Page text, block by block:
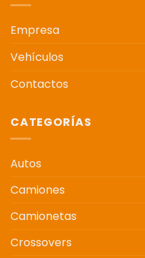
Empresa
Vehículos
Contactos
CATEGORÍAS
Autos
Camiones
Camionetas
Crossovers